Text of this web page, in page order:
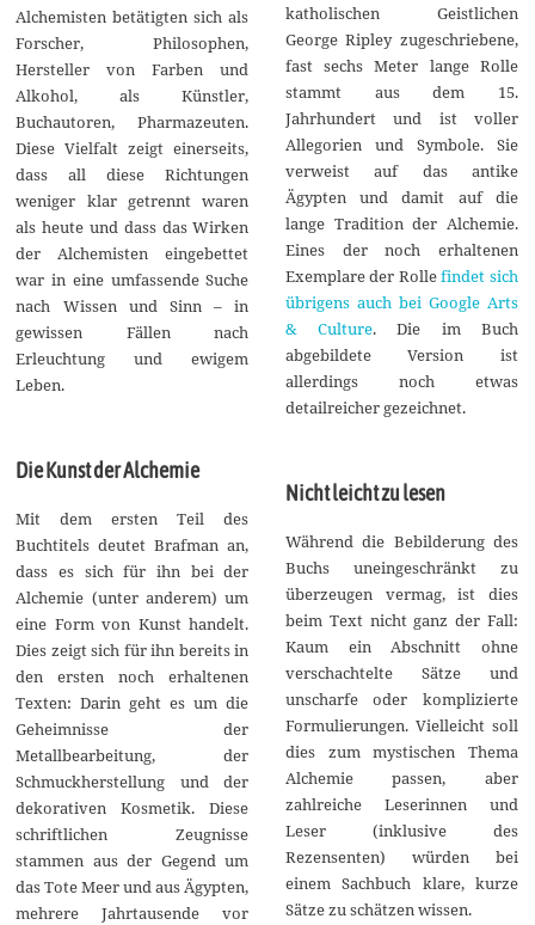
Alchemisten betätigten sich als
Forscher, Philosophen,
Hersteller von Farben und
Alkohol, als Künstler,
Buchautoren, Pharmazeuten.
Diese Vielfalt zeigt einerseits,
dass all diese Richtungen
weniger klar getrennt waren
als heute und dass das Wirken
der Alchemisten eingebettet
war in eine umfassende Suche
nach Wissen und Sinn – in
gewissen Fällen nach
Erleuchtung und ewigem
Leben.
Die Kunst der Alchemie
Mit dem ersten Teil des
Buchtitels deutet Brafman an,
dass es sich für ihn bei der
Alchemie (unter anderem) um
eine Form von Kunst handelt.
Dies zeigt sich für ihn bereits in
den ersten noch erhaltenen
Texten: Darin geht es um die
Geheimnisse der
Metallbearbeitung, der
Schmuckherstellung und der
dekorativen Kosmetik. Diese
schriftlichen Zeugnisse
stammen aus der Gegend um
das Tote Meer und aus Ägypten,
mehrere Jahrtausende vor
katholischen Geistlichen
George Ripley zugeschriebene,
fast sechs Meter lange Rolle
stammt aus dem 15.
Jahrhundert und ist voller
Allegorien und Symbole. Sie
verweist auf das antike
Ägypten und damit auf die
lange Tradition der Alchemie.
Eines der noch erhaltenen
Exemplare der Rollefindet sich
übrigens auch bei Google Arts
& Culture. Die im Buch
abgebildete Version ist
allerdings noch etwas
detailreicher gezeichnet.
Nicht leicht zu lesen
Während die Bebilderung des
Buchs uneingeschränkt zu
überzeugen vermag, ist dies
beim Text nicht ganz der Fall:
Kaum ein Abschnitt ohne
verschachtelte Sätze und
unscharfe oder komplizierte
Formulierungen. Vielleicht soll
dies zum mystischen Thema
Alchemie passen, aber
zahlreiche Leserinnen und
Leser (inklusive des
Rezensenten) würden bei
einem Sachbuch klare, kurze
Sätze zu schätzen wissen.